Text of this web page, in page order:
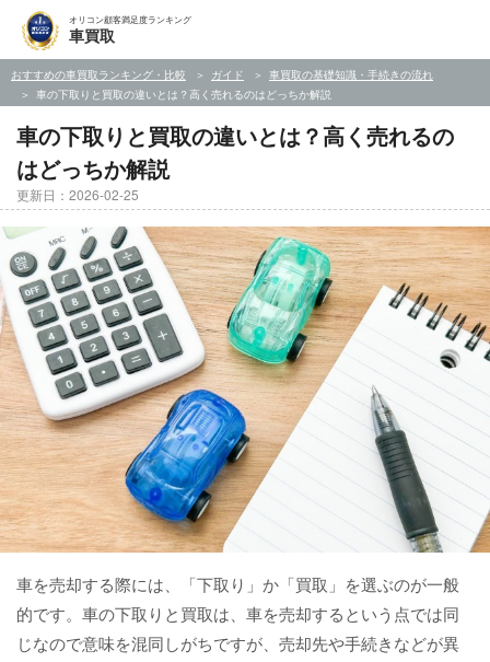
オリコン顧客満足度ランキング
車買取
おすすめの車買取ランキング・比較 ガイド
車買取の基礎知識・手続きの流れ
車の下取りと買取の違いとは？高く売れるのはどっちか解説
車の下取りと買取の違いとは？高く売れるの
はどっちか解説
更新日：2026-02-25
車を売却する際には、「下取り」か「買取」を選ぶのが一般
的です。車の下取りと買取は、車を売却するという点では同
じなので意味を混同しがちですが、売却先や手続きなどが異